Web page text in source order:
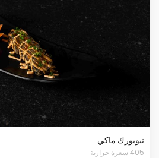
نيويورك ماكي
405 سعرة حرارية